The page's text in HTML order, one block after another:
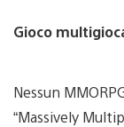
Gioco
Nessun
“Massively